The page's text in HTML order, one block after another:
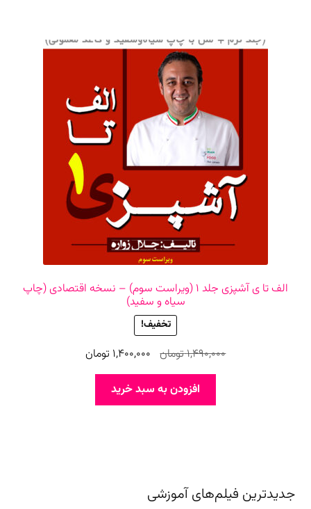
الف تا ی آشپزی جلد ۱ (ویراست سوم) – نسخه اقتصادی (چاپ
سیاه و سفید)
تخفیف!
1,490,000تومان قیمت
اصلی
1,490,000 تومان
بود.
1,400,000 تومانقیمت
افزودن به سبد خرید
جدیدترین فیلم‌های آموزشی